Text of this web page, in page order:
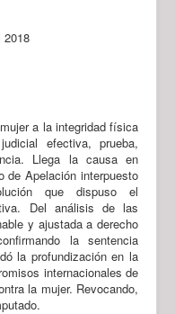
2018
a la integridad física
efectiva, prueba,
Llega la causa en
de Apelación interpuesto
que dispuso el
Del análisis de las
y ajustada a derecho
la sentencia
la profundización en la
internacionales de
la mujer. Revocando,